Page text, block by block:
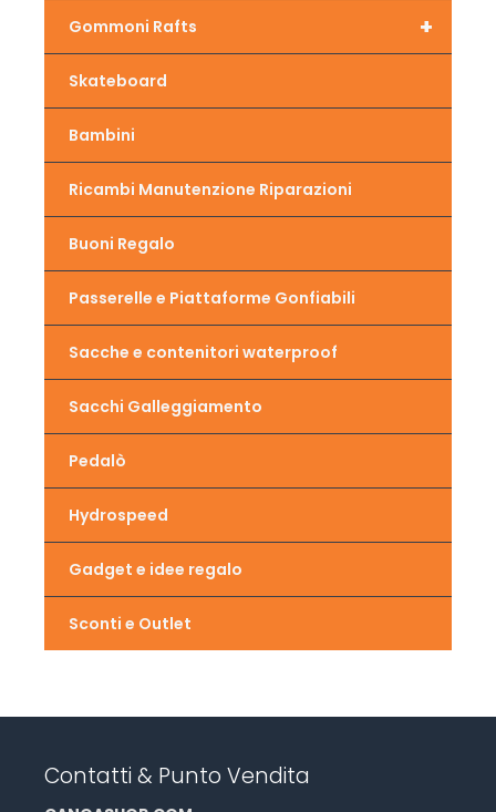
+
Gommoni Rafts
Skateboard
Bambini
Ricambi Manutenzione Riparazioni
Buoni Regalo
Passerelle e Piattaforme Gonfiabili
Sacche e contenitori waterproof
Sacchi Galleggiamento
Pedalò
Hydrospeed
Gadget e idee regalo
Sconti e Outlet
Contatti & Punto Vendita